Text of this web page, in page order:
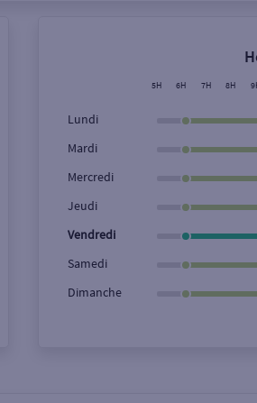
Rue
5H 6H 7H 8H
Lundi
Mardi
Mercredi
Jeudi
Vendredi
Samedi
Dimanche